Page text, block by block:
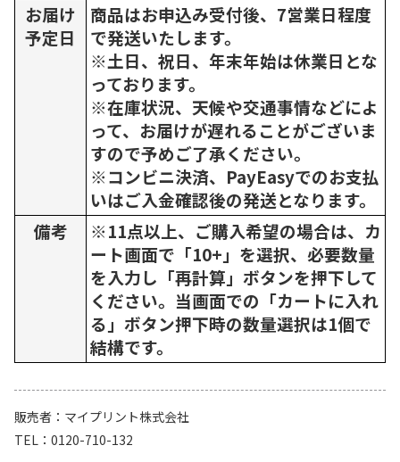
お届け
予定日
商品はお申込み受付後、7営業日程度
で発送いたします。
※土日、祝日、年末年始は休業日とな
っております。
※在庫状況、天候や交通事情などによ
って、お届けが遅れることがございま
すので予めご了承ください。
※コンビニ決済、PayEasyでのお支払
いはご入金確認後の発送となります。
備考
※11点以上、ご購入希望の場合は、カ
ート画面で「10+」を選択、必要数量
を入力し「再計算」ボタンを押下して
ください。当画面での「カートに入れ
る」ボタン押下時の数量選択は1個で
結構です。
販売者
マイプリント株式会社
TEL
0120-710-132